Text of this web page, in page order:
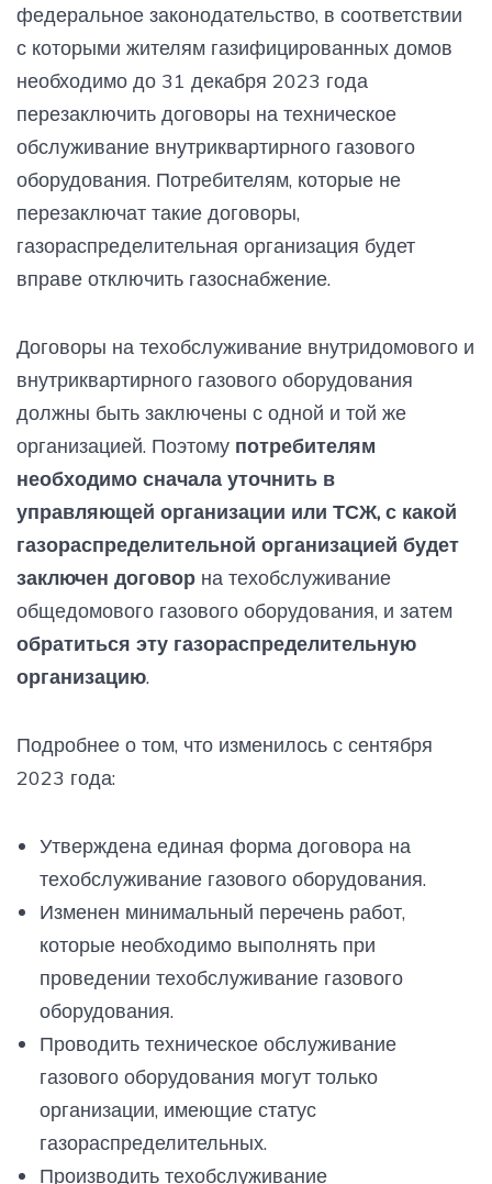
федеральное законодательство, в соответствии
с которыми жителям газифицированных домов
необходимо до 31 декабря 2023 года
перезаключить договоры на техническое
обслуживание внутриквартирного газового
оборудования. Потребителям, которые не
перезаключат такие договоры,
газораспределительная организация будет
вправе отключить газоснабжение.
Договоры на техобслуживание внутридомового и
внутриквартирного газового оборудования
должны быть заключены с одной и той же
организацией. Поэтому потребителям
необходимо сначала уточнить в
управляющей организации или ТСЖ, с какой
газораспределительной организацией будет
заключен договор на техобслуживание
общедомового газового оборудования, и затем
обратиться эту газораспределительную
организацию.
Подробнее о том, что изменилось с сентября
2023 года:
Утверждена единая форма договора на
техобслуживание газового оборудования.
Изменен минимальный перечень работ,
которые необходимо выполнять при
проведении техобслуживание газового
оборудования.
Проводить техническое обслуживание
газового оборудования могут только
организации, имеющие статус
газораспределительных.
Производить техобслуживание